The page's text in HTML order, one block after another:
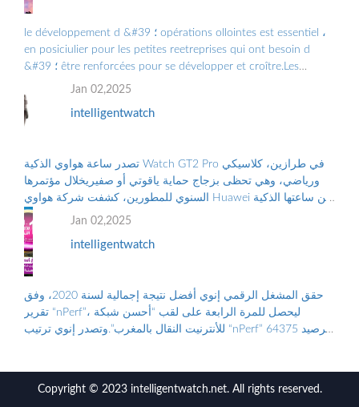
le développement d &#39 ؛ opérations ollointes est essentiel ،
en posiciulier pour les petites reetreprises qui ont besoin d
&#39 ؛ être renforcées pour se développer et croître.Les
Grandes Entreprises doiv ...
Jan 02,2025
intelligentwatch
تصدر ساعة هواوي الذكية Watch GT2 Pro في طرازين، كلاسيكي
ورياضي، وهي تحظى بزجاج حماية ياقوتي أو صفيريخلال مؤتمرها
السنوي للمطورين، كشفت شركة هواوي Huawei عن ساعتها الذكية
Jan 02,2025
intelligentwatch
حقق المشغل الرقمي إنوي أفضل نتيجة إجمالية لسنة 2020، وفق
تقرير “nPerf”، ليحصل للمرة الرابعة على لقب “أحسن شبكة
للأنترنيت النقال بالمغرب”.وتصدر إنوي ترتيب “nPerf” برصيد 64375
Copyright © 2023 intelligentwatch.net. All rights reserved.